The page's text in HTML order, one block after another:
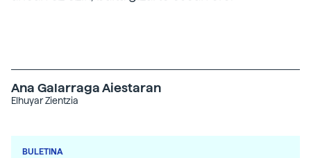
Ana Galarraga Aiestaran
Elhuyar Zientzia
BULETINA